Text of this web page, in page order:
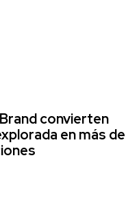
convierten
en más de